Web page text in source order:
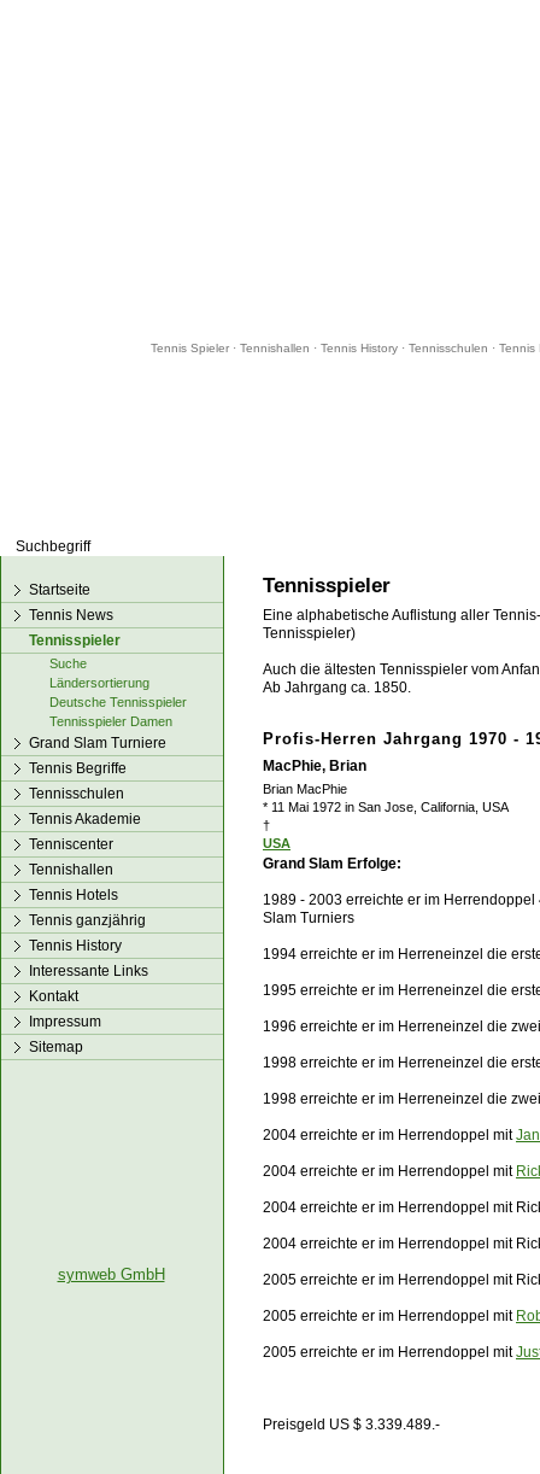
Tennis Spieler· Tennishallen · Tennis History· Tennisschulen · Tennis
Tennisspieler
Eine alphabetische Auflistung aller
Tennisspieler)
Auch die ältesten Tennisspieler vom
Ab Jahrgang ca. 1850.
Profis-Herren Jahrgang 1970 -
MacPhie, Brian
Brian MacPhie
* 11 Mai 1972 in San Jose, California, USA
†
USA
Grand Slam Erfolge:
1989 - 2003 erreichte er im
Slam Turniers
1994 erreichte er im Herreneinzel die
1995 erreichte er im Herreneinzel die
1996 erreichte er im Herreneinzel die
1998 erreichte er im Herreneinzel die
1998 erreichte er im Herreneinzel die
2004 erreichte er im Herrendoppel mit
2004 erreichte er im Herrendoppel mit
2004 erreichte er im Herrendoppel mit
2004 erreichte er im Herrendoppel mit
2005 erreichte er im Herrendoppel mit
2005 erreichte er im Herrendoppel mit
2005 erreichte er im Herrendoppel mit
Preisgeld US $ 3.339.489.-
Startseite
Tennis News
Tennisspieler
Suche
Ländersortierung
Deutsche Tennisspieler
Tennisspieler Damen
Grand Slam Turniere
Tennis Begriffe
Tennisschulen
Tennis Akademie
Tenniscenter
Tennishallen
Tennis Hotels
Tennis ganzjährig
Tennis History
Interessante Links
Kontakt
Impressum
Sitemap
symweb GmbH